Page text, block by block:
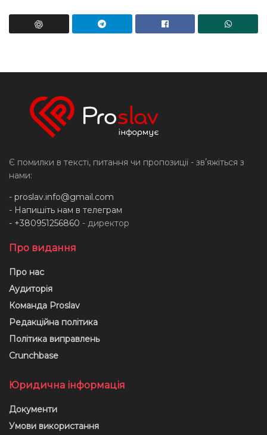
Є помилки в тексті, питання чи пропозиції - звʼяжіться з
нами:
- proslav.info@gmail.com
- Напишіть нам в телеграм
- +380951256860 - директор
Про видання
Про нас
Аудиторія
Команда Proslav
Редакційна політика
Політика виправлень
Crunchbase
Юридична інформація
Документи
Умови використання